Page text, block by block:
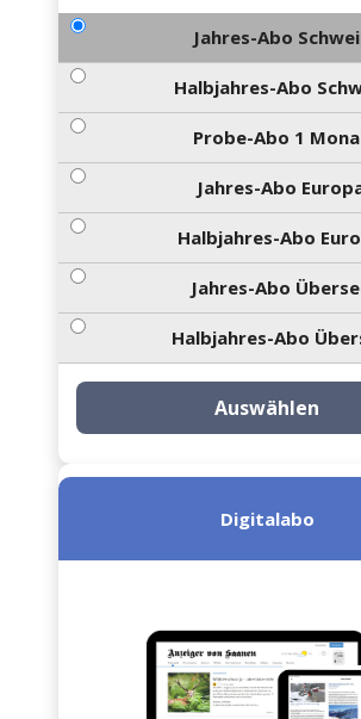
Jahres-Abo
Halbjahres-Abo
Probe-Abo 1
Jahres-Abo
Halbjahres-Abo
Jahres-Abo
Halbjahres-Abo
Auswählen
Digitalabo